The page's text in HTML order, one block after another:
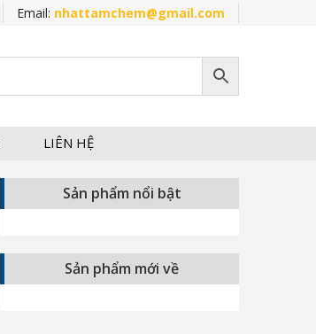
Email: nhattamchem@gmail.com
LIÊN HỆ
Sản phẩm nổi bật
Sản phẩm mới về